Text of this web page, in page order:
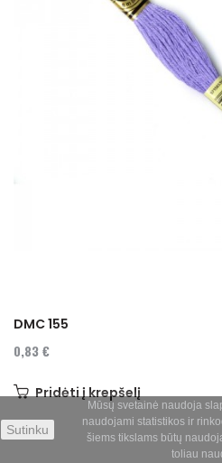
DMC 155
0,83 €
Pridėti į krepšelį
Sutinku
Mūsų svetainė naudoja
naudojami statistikos ir
šiems tikslams būtų
toliau